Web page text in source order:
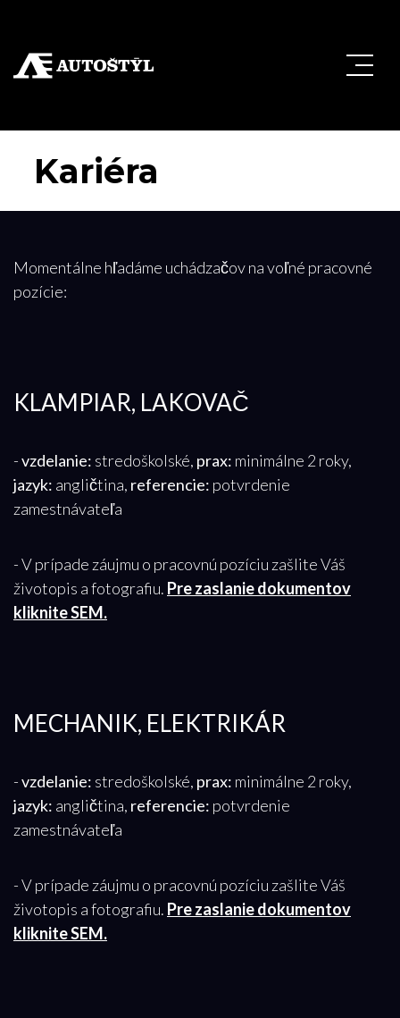
Kariéra
Momentálne hľadáme uchádzačov na voľné pracovné
pozície:
KLAMPIAR, LAKOVAČ
-vzdelanie: stredoškolské, prax: minimálne 2 roky,
jazyk: angličtina, referencie: potvrdenie
zamestnávateľa
- V prípade záujmu o pracovnú pozíciu zašlite Váš
životopis a fotografiu. Pre zaslanie dokumentov
kliknite SEM.
MECHANIK, ELEKTRIKÁR
-vzdelanie: stredoškolské, prax: minimálne 2 roky,
jazyk: angličtina, referencie: potvrdenie
zamestnávateľa
- V prípade záujmu o pracovnú pozíciu zašlite Váš
životopis a fotografiu. Pre zaslanie dokumentov
kliknite SEM.